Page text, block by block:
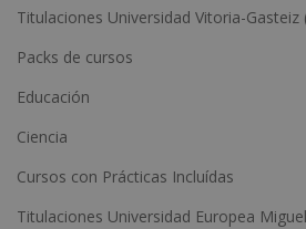
r
n
i
v
e
Titulaciones Universidad Vitoria-Gasteiz
Packs de cursos
Educación
Ciencia
Cursos con Prácticas Incluídas
Titulaciones Universidad Europea